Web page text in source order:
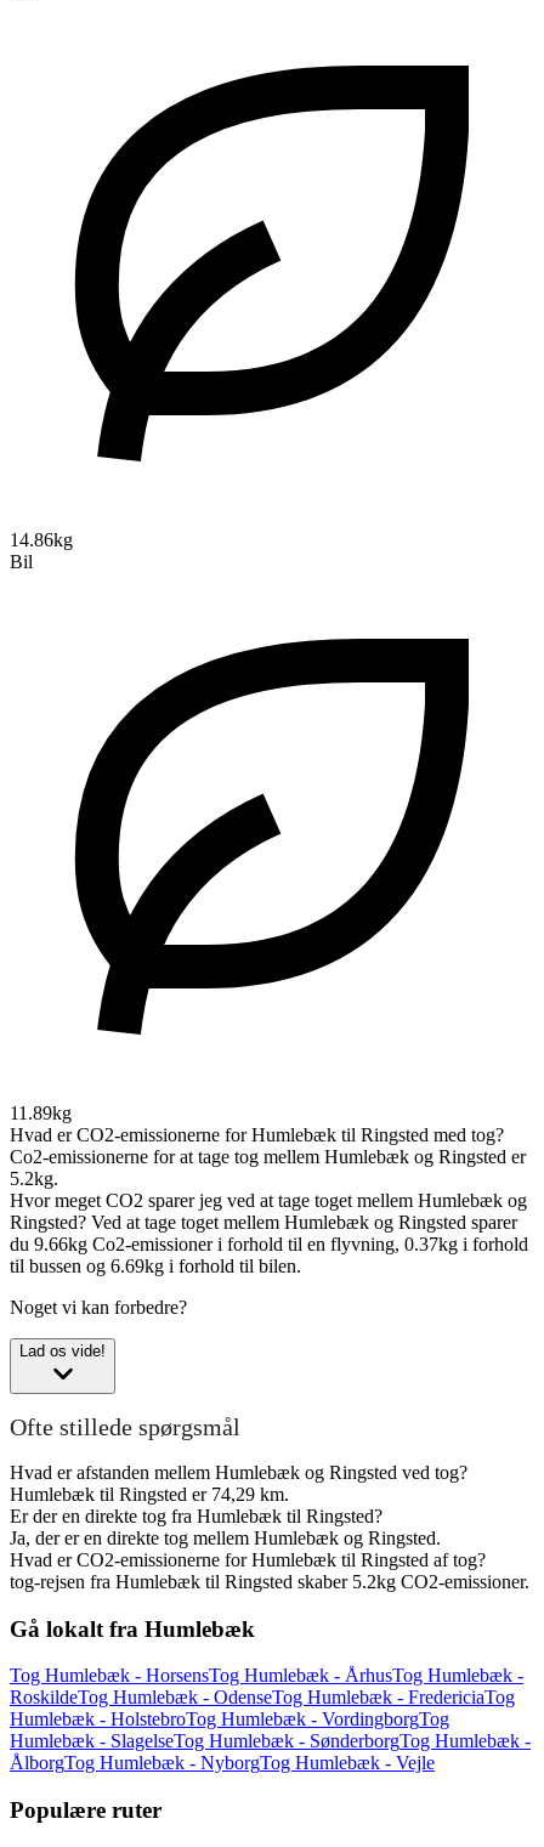
14.86kg
Bil
11.89kg
Hvad er CO2-emissionerne for Humlebæk til Ringsted med tog?
Co2-emissionerne for at tage tog mellem Humlebæk og Ringsted er
5.2kg.
Hvor meget CO2 sparer jeg ved at tage toget mellem Humlebæk og
Ringsted? Ved at tage toget mellem Humlebæk og Ringsted sparer
du 9.66kg Co2-emissioner i forhold til en flyvning, 0.37kg i forhold
til bussen og 6.69kg i forhold til bilen.
Noget vi kan forbedre?
Lad os vide!
Ofte stillede spørgsmål
Hvad er afstanden mellem Humlebæk og Ringsted ved tog?
Humlebæk til Ringsted er 74,29 km.
Er der en direkte tog fra Humlebæk til Ringsted?
Ja, der er en direkte tog mellem Humlebæk og Ringsted.
Hvad er CO2-emissionerne for Humlebæk til Ringsted af tog?
tog-rejsen fra Humlebæk til Ringsted skaber 5.2kg CO2-emissioner.
Gå lokalt fra Humlebæk
Tog Humlebæk - HorsensTog Humlebæk - ÅrhusTog Humlebæk -
RoskildeTog Humlebæk - OdenseTog Humlebæk - FredericiaTog
Humlebæk - HolstebroTog Humlebæk - VordingborgTog
Humlebæk - SlagelseTog Humlebæk - SønderborgTog Humlebæk -
ÅlborgTog Humlebæk - NyborgTog Humlebæk - Vejle
Populære ruter